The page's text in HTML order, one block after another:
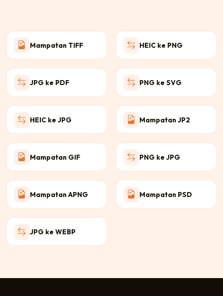
Mampatan TIFF HEIC ke PNG
JPG ke PDF PNG ke SVG
HEIC ke JPG Mampatan JP2
Mampatan GIF PNG ke JPG
Mampatan APNG Mampatan PSD
JPG ke WEBP